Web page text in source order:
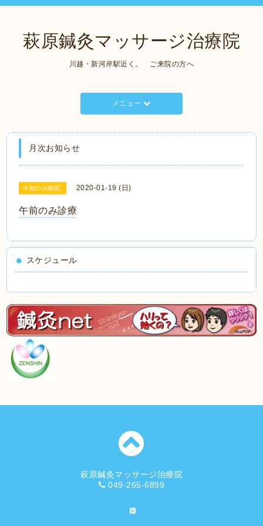
萩原鍼灸マッサージ治療院
川越・新河岸駅近く。 ご来院の方へ
メニュー
月次お知らせ
午前のみ開院 2020-01-19 (日)
午前のみ診療
スケジュール
萩原鍼灸マッサージ治療院
049-265-6899